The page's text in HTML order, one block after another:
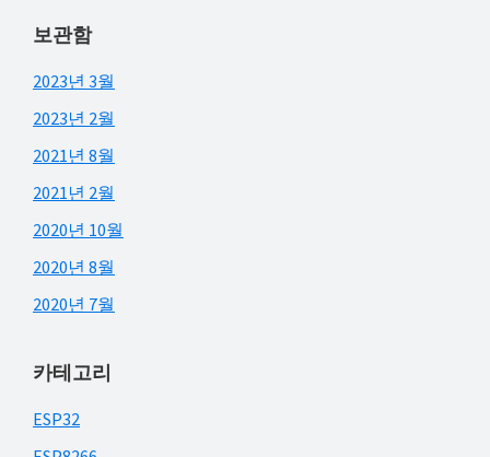
보관함
2023년 3월
2023년 2월
2021년 8월
2021년 2월
2020년 10월
2020년 8월
2020년 7월
카테고리
ESP32